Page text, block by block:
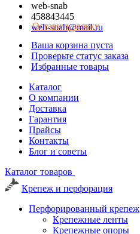
web-snab
458843445
web-snab@mail.ru
Оставить заявку
Ваша корзина пуста
Проверьте статус заказа
Избранные товары
Каталог
О компании
Доставка
Гарантия
Прайсы
Контакты
Блог и советы
Каталог товаров
Крепеж и перфорация
Перфорированный крепеж
Крепежные ленты
Крепежные опоры